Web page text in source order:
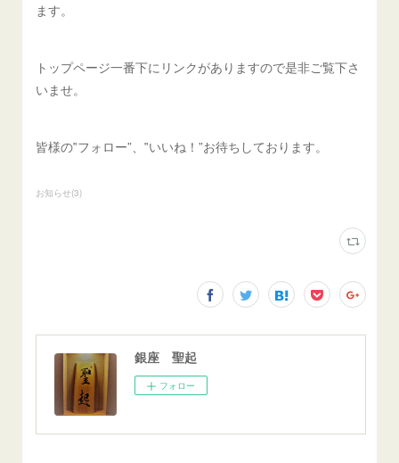
ます。
トップページ一番下にリンクがありますので是非ご覧下さ
いませ。
皆様の‟フォロー”、‟いいね！”お待ちしております。
お知らせ(3)
銀座 聖起
フォロー